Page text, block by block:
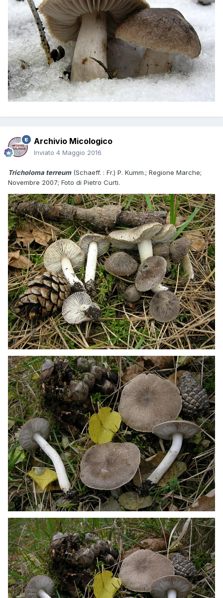
Archivio Micologico
Inviato 4 Maggio 2016
Tricholoma terreum(Schaeff. : Fr.) P. Kumm.; Regione Marche;
Novembre 2007; Foto di Pietro Curti.